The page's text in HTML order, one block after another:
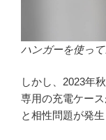
ハンガーを使っ
しかし、2023年
専用の充電ケー
と相性問題が発生